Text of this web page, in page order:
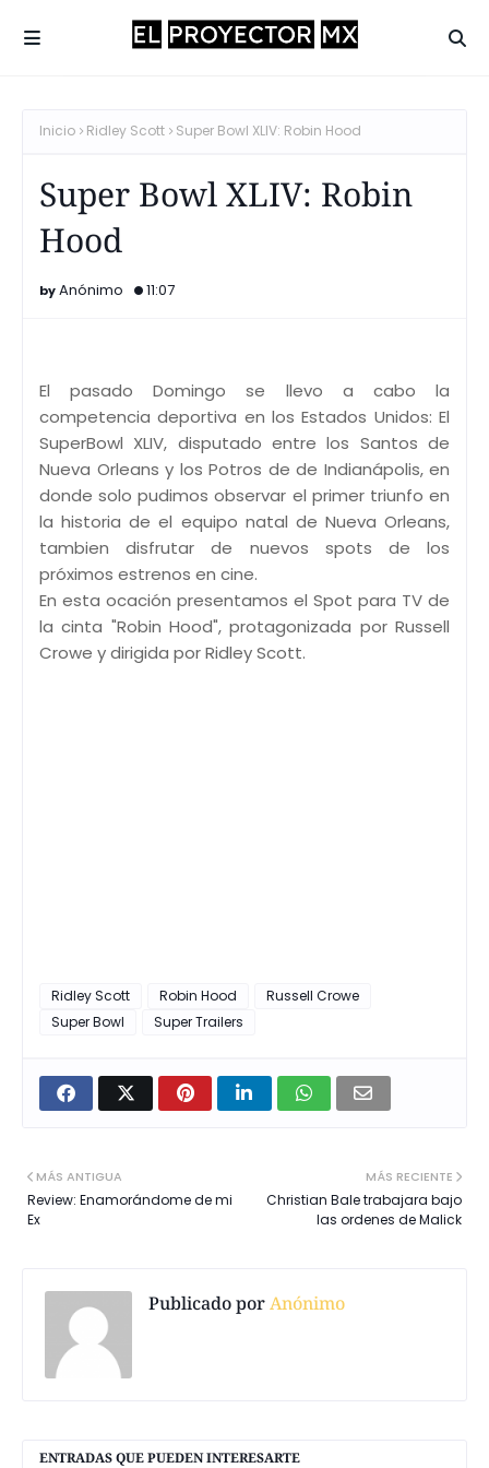
Inicio Ridley Scott Super Bowl XLIV: Robin Hood
Super Bowl XLIV: Robin
Hood
Anónimo 11:07
El pasado Domingo se llevo a cabo la
competencia deportiva en los Estados Unidos: El
SuperBowl XLIV, disputado entre los Santos de
Nueva Orleans y los Potros de de Indianápolis, en
donde solo pudimos observar el primer triunfo en
la historia de el equipo natal de Nueva Orleans,
tambien disfrutar de nuevos spots de los
próximos estrenos en cine.
En esta ocación presentamos el Spot para TV de
la cinta "Robin Hood", protagonizada por Russell
Crowe y dirigida por Ridley Scott.
Ridley Scott Robin Hood
Russell Crowe
Super Bowl
Super Trailers
MÁS RECIENTE
Christian Bale trabajara bajo
las ordenes de Malick
MÁS ANTIGUA
Review: Enamorándome de mi
Ex
Publicado porAnónimo
ENTRADAS QUE PUEDEN INTERESARTE